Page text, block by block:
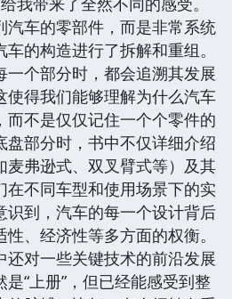
汽车的零部件，而是非常系统
的构造进行了拆解和重组。
一个部分时，都会追溯其发展
使得我们能够理解为什么汽车
而不是仅仅记住一个个零件的
盘部分时，书中不仅详细介绍
麦弗逊式、双叉臂式等）及其
在不同车型和使用场景下的实
识到，汽车的每一个设计背后
、经济性等多方面的权衡。
还对一些关键技术的前沿发展
“上册”，但已经能感受到整